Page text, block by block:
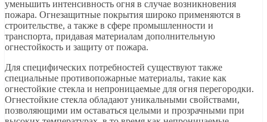
уменьшить интенсивность огня в случае возникновения
пожара. Огнезащитные покрытия широко применяются в
строительстве, а также в сфере промышленности и
транспорта, придавая материалам дополнительную
огнестойкость и защиту от пожара.
Для специфических потребностей существуют также
специальные противопожарные материалы, такие как
огнестойкие стекла и непроницаемые для огня перегородки.
Огнестойкие стекла обладают уникальными свойствами,
позволяющими им оставаться целыми и прозрачными при